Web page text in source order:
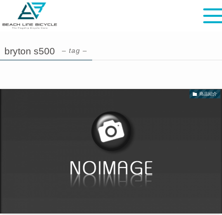
bryton s500 – tag –
商品紹介